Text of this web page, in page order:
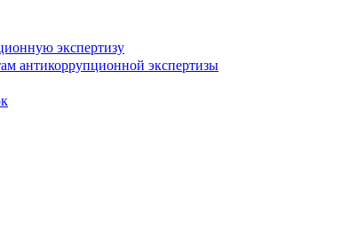
экспертизу
антикоррупционной экспертизы